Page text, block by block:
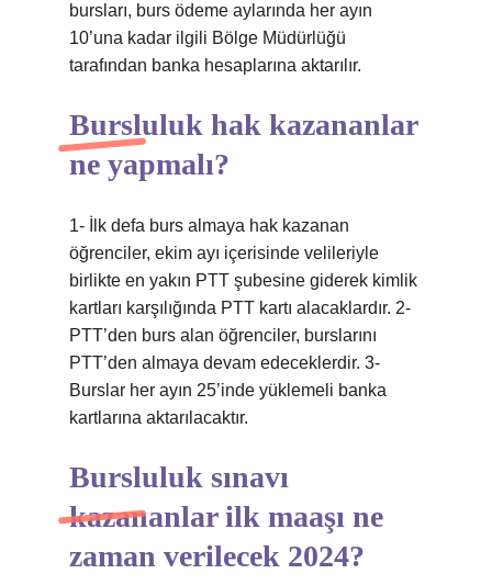
bursları, burs ödeme aylarında her ayın
10’una kadar ilgili Bölge Müdürlüğü
tarafından banka hesaplarına aktarılır.
Bursluluk hak kazananlar
ne yapmalı?
1- İlk defa burs almaya hak kazanan
öğrenciler, ekim ayı içerisinde velileriyle
birlikte en yakın PTT şubesine giderek kimlik
kartları karşılığında PTT kartı alacaklardır. 2-
PTT’den burs alan öğrenciler, burslarını
PTT’den almaya devam edeceklerdir. 3-
Burslar her ayın 25’inde yüklemeli banka
kartlarına aktarılacaktır.
Bursluluk sınavı
kazananlar ilk maaşı ne
zaman verilecek 2024?